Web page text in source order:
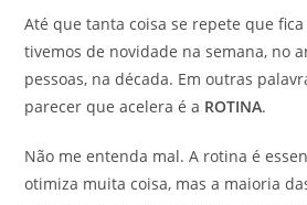
Até que tanta coisa se repete que
tivemos de novidade na semana, no
pessoas, na década. Em outras
parecer que acelera é a ROTINA.
Não me entenda mal. A rotina é
otimiza muita coisa, mas a maioria